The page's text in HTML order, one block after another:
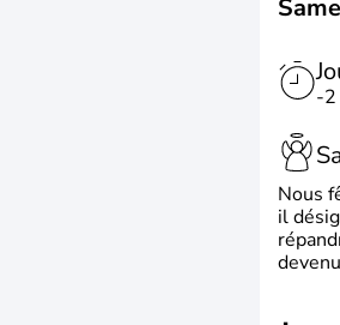
-2
Nous
il